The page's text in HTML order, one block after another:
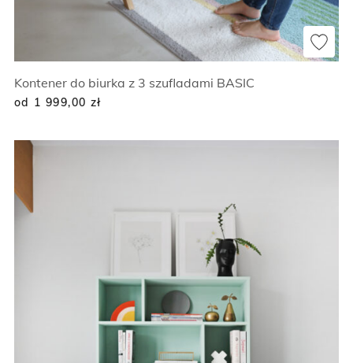
Kontener do biurka z 3 szufladami BASIC
od 1 999,00 zł